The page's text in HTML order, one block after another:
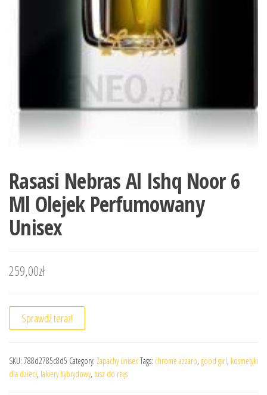
Rasasi Nebras Al Ishq Noor 6
Ml Olejek Perfumowany
Unisex
259,00zł
Sprawdź teraz!
SKU: 788d2785c8d5 Category: Zapachy unisexTags: chrome azzaro, good girl, kosmetyki
dla dzieci, lakiery hybrydowy, tusz do rzęs